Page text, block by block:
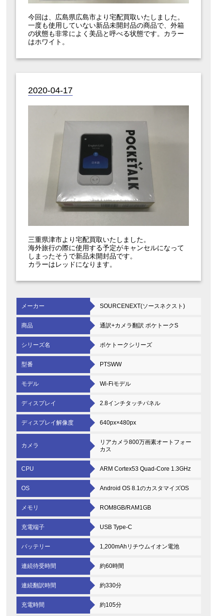
今回は、広島県広島市より宅配買取いたしました。
一度も使用していない新品未開封品の商品で、外箱
の状態も非常によく美品と呼べる状態です。カラー
はホワイト。
2020-04-17
三重県津市より宅配買取いたしました。
海外旅行の際に使用する予定がキャンセルになって
しまったそうで新品未開封品です。
カラーはレッドになります。
メーカー SOURCENEXT(ソースネクスト)
商品 通訳+カメラ翻訳 ポケトークS
シリーズ名 ポケトークシリーズ
型番 PTSWW
モデル Wi-Fiモデル
ディスプレイ 2.8インチタッチパネル
ディスプレイ解像度 640px×480px
カメラ
リアカメラ800万画素オートフォー
カス
CPU ARM Cortex53 Quad-Core 1.3GHz
OS Android OS 8.1のカスタマイズOS
メモリ ROM8GB/RAM1GB
充電端子 USB Type-C
バッテリー 1,200mAhリチウムイオン電池
連続待受時間 約60時間
連続翻訳時間 約330分
充電時間 約105分